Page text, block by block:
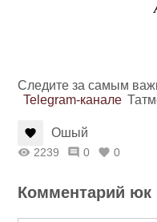
Следите за самым
Telegram-канале
Ошый
2239 0 0
Комментарий юк